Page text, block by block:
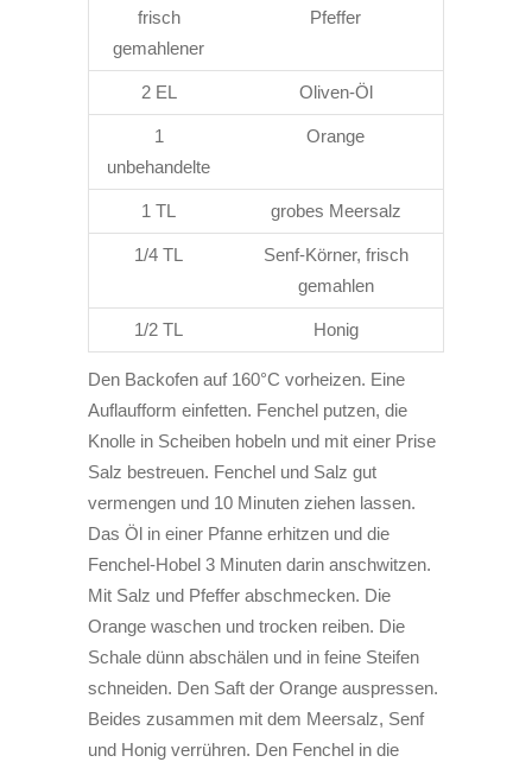
frisch
gemahlener
Pfeffer
2 EL Oliven-Öl
1
unbehandelte
Orange
1 TL grobes Meersalz
1/4 TL
Senf-Körner, frisch
gemahlen
1/2 TL Honig
Den Backofen auf 160°C vorheizen. Eine
Auflaufform einfetten. Fenchel putzen, die
Knolle in Scheiben hobeln und mit einer Prise
Salz bestreuen. Fenchel und Salz gut
vermengen und 10 Minuten ziehen lassen.
Das Öl in einer Pfanne erhitzen und die
Fenchel-Hobel 3 Minuten darin anschwitzen.
Mit Salz und Pfeffer abschmecken. Die
Orange waschen und trocken reiben. Die
Schale dünn abschälen und in feine Steifen
schneiden. Den Saft der Orange auspressen.
Beides zusammen mit dem Meersalz, Senf
und Honig verrühren. Den Fenchel in die